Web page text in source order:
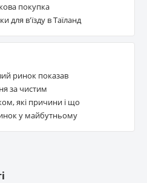
покупка
для в'їзду в Таїланд
ринок показав
за чистим
які причини і що
у майбутньому